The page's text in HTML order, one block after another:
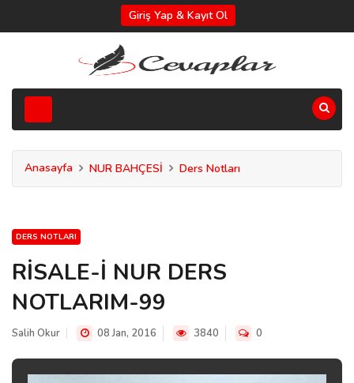
Giriş Yap & Kayıt Ol
Anasayfa NUR BAHÇESİ Ders Notları
DERS NOTLARI
RİSALE-İ NUR DERS
NOTLARIM-99
Salih Okur 08 Jan, 2016 3840 0